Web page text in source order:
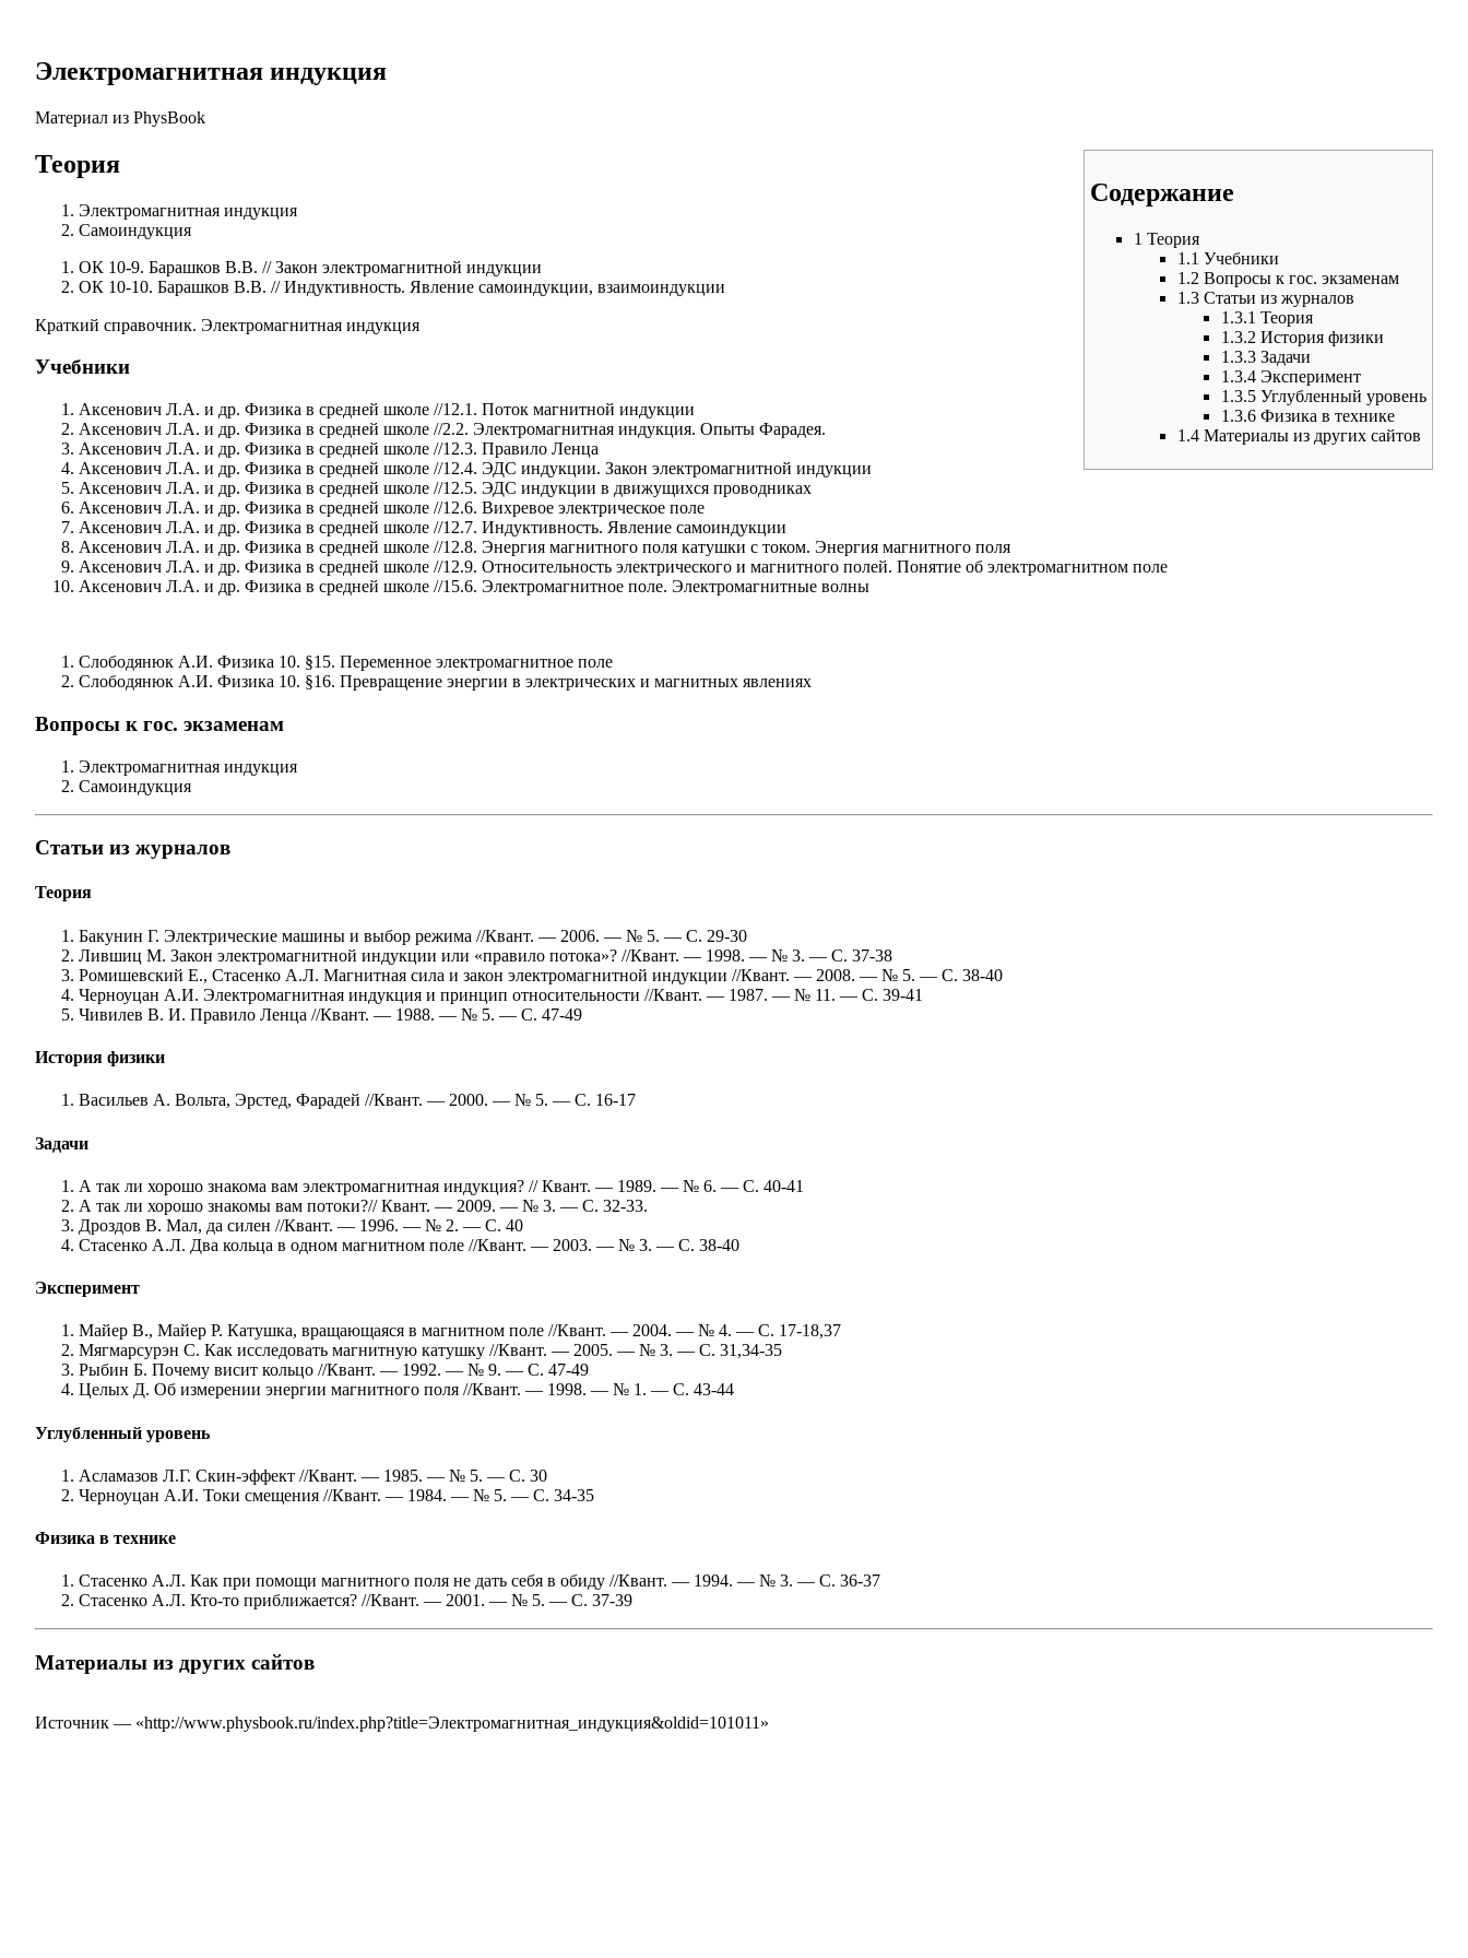
Электромагнитная индукция
Материал из PhysBook
Содержание
1 Теория
1.1 Учебники
1.2 Вопросы к гос. экзаменам
1.3 Статьи из журналов
1.3.1 Теория
1.3.2 История физики
1.3.3 Задачи
1.3.4 Эксперимент
1.3.5 Углубленный уровень
1.3.6 Физика в технике
1.4 Материалы из других сайтов
Теория
Электромагнитная индукция
Самоиндукция
ОК 10-9. Барашков В.В. // Закон электромагнитной индукции
ОК 10-10. Барашков В.В. // Индуктивность. Явление самоиндукции, взаимоиндукции
Краткий справочник. Электромагнитная индукция
Учебники
Аксенович Л.А. и др. Физика в средней школе //12.1. Поток магнитной индукции
Аксенович Л.А. и др. Физика в средней школе //2.2. Электромагнитная индукция. Опыты Фарадея.
Аксенович Л.А. и др. Физика в средней школе //12.3. Правило Ленца
Аксенович Л.А. и др. Физика в средней школе //12.4. ЭДС индукции. Закон электромагнитной индукции
Аксенович Л.А. и др. Физика в средней школе //12.5. ЭДС индукции в движущихся проводниках
Аксенович Л.А. и др. Физика в средней школе //12.6. Вихревое электрическое поле
Аксенович Л.А. и др. Физика в средней школе //12.7. Индуктивность. Явление самоиндукции
Аксенович Л.А. и др. Физика в средней школе //12.8. Энергия магнитного поля катушки с током. Энергия магнитного поля
Аксенович Л.А. и др. Физика в средней школе //12.9. Относительность электрического и магнитного полей. Понятие об электромагнитном поле
Аксенович Л.А. и др. Физика в средней школе //15.6. Электромагнитное поле. Электромагнитные волны
Слободянюк А.И. Физика 10. §15. Переменное электромагнитное поле
Слободянюк А.И. Физика 10. §16. Превращение энергии в электрических и магнитных явлениях
Вопросы к гос. экзаменам
Электромагнитная индукция
Самоиндукция
Статьи из журналов
Теория
Бакунин Г. Электрические машины и выбор режима //Квант. — 2006. — № 5. — С. 29-30
Лившиц М. Закон электромагнитной индукции или «правило потока»? //Квант. — 1998. — № 3. — С. 37-38
Ромишевский Е., Стасенко А.Л. Магнитная сила и закон электромагнитной индукции //Квант. — 2008. — № 5. — С. 38-40
Черноуцан А.И. Электромагнитная индукция и принцип относительности //Квант. — 1987. — № 11. — С. 39-41
Чивилев В. И. Правило Ленца //Квант. — 1988. — № 5. — С. 47-49
История физики
Васильев А. Вольта, Эрстед, Фарадей //Квант. — 2000. — № 5. — С. 16-17
Задачи
А так ли хорошо знакома вам электромагнитная индукция? // Квант. — 1989. — № 6. — С. 40-41
А так ли хорошо знакомы вам потоки?// Квант. — 2009. — № 3. — С. 32-33.
Дроздов В. Мал, да силен //Квант. — 1996. — № 2. — С. 40
Стасенко А.Л. Два кольца в одном магнитном поле //Квант. — 2003. — № 3. — С. 38-40
Эксперимент
Майер В., Майер Р. Катушка, вращающаяся в магнитном поле //Квант. — 2004. — № 4. — С. 17-18,37
Мягмарсурэн С. Как исследовать магнитную катушку //Квант. — 2005. — № 3. — С. 31,34-35
Рыбин Б. Почему висит кольцо //Квант. — 1992. — № 9. — С. 47-49
Целых Д. Об измерении энергии магнитного поля //Квант. — 1998. — № 1. — С. 43-44
Углубленный уровень
Асламазов Л.Г. Скин-эффект //Квант. — 1985. — № 5. — С. 30
Черноуцан А.И. Токи смещения //Квант. — 1984. — № 5. — С. 34-35
Физика в технике
Стасенко А.Л. Как при помощи магнитного поля не дать себя в обиду //Квант. — 1994. — № 3. — С. 36-37
Стасенко А.Л. Кто-то приближается? //Квант. — 2001. — № 5. — С. 37-39
Материалы из других сайтов
Источник — «http://www.physbook.ru/index.php?title=Электромагнитная_индукция&oldid=101011 »